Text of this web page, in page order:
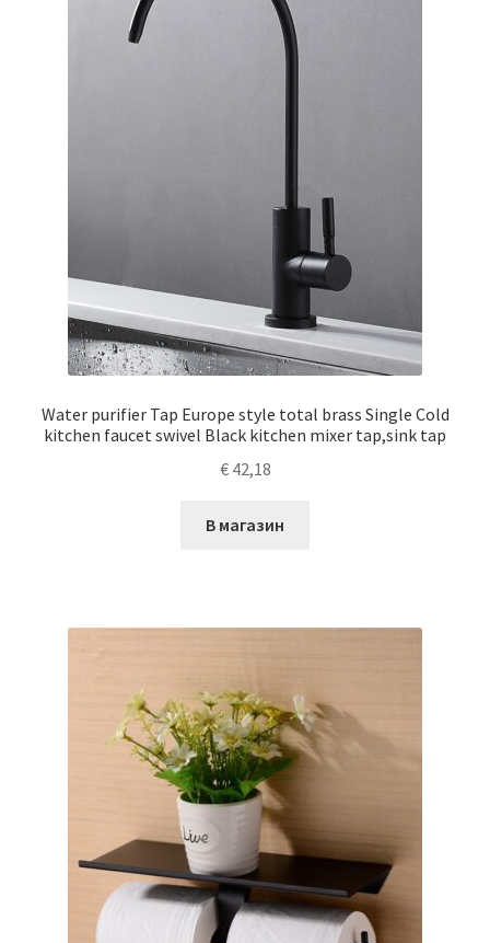
Water purifier Tap Europe style total brass Single Cold
kitchen faucet swivel Black kitchen mixer tap,sink tap
€42,18
В магазин